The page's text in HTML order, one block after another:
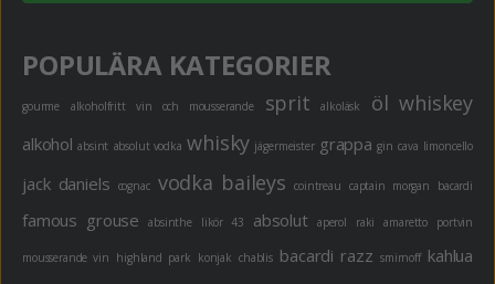
POPULÄRA KATEGORIER
gourme alkoholfritt vin och mousserande sprit alkoläsk öl whiskey
alkohol absint absolut vodka whisky jägermeister grappa gin cava limoncello
jack daniels cognac vodka baileys cointreau captain morgan bacardi
famous grouse absinthe likör 43 absolut aperol raki amaretto portvin
mousserande vin highland park konjak chablis bacardi razz smirnoff kahlua